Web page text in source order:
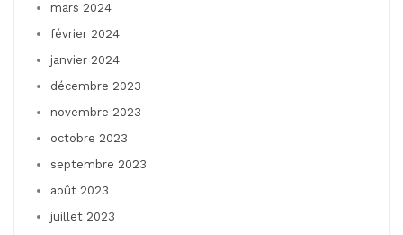
mars 2024
février 2024
janvier 2024
décembre 2023
novembre 2023
octobre 2023
septembre 2023
août 2023
juillet 2023